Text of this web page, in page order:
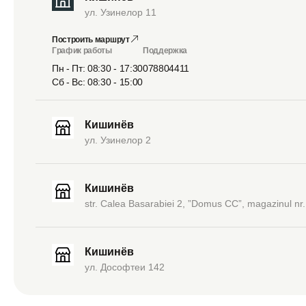
ул. Узинелор 11
Построить маршрут
График работы
Пн - Пт: 08:30 - 17:30
Сб - Вс: 08:30 - 15:00
Поддержка
078804411
Кишинёв
ул. Узинелор 2
Кишинёв
str. Calea Basarabiei 2, ”Domus CC”, magazinul
Кишинёв
ул. Дософтеи 142